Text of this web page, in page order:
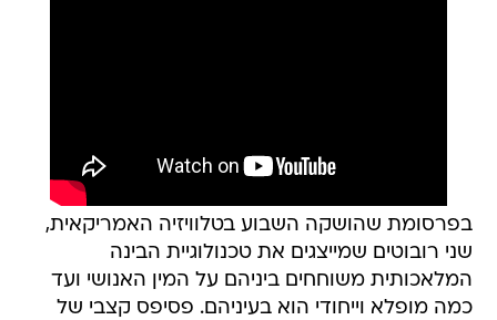
בפרסומת שהושקה השבוע בטלוויזיה האמריקאית,
שני רובוטים שמייצגים את טכנולוגיית הבינה
המלאכותית משוחחים ביניהם על המין האנושי ועד
כמה מופלא וייחודי הוא בעיניהם. פסיפס קצבי של